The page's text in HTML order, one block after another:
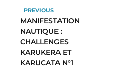
PREVIOUS
MANIFESTATION
NAUTIQUE :
CHALLENGES
KARUKERA ET
KARUCATA N°1